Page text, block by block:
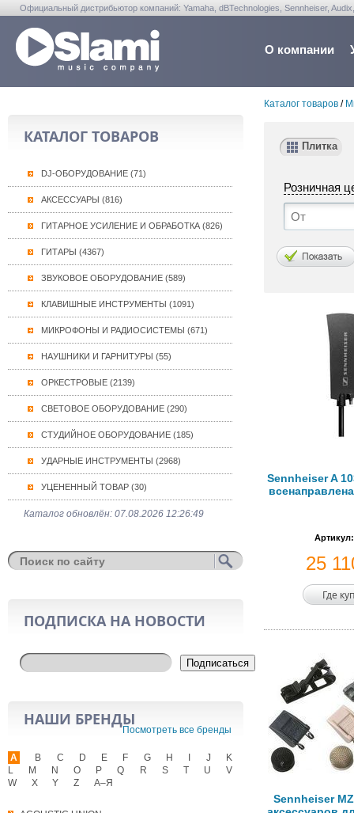
Официальный дистрибьютор компаний: Yamaha, dBTechnologies, Sennheiser,
О компании
КАТАЛОГ ТОВАРОВ
DJ-ОБОРУДОВАНИЕ (71)
АКСЕССУАРЫ (816)
ГИТАРНОЕ УСИЛЕНИЕ И ОБРАБОТКА (826)
ГИТАРЫ (4367)
ЗВУКОВОЕ ОБОРУДОВАНИЕ (589)
КЛАВИШНЫЕ ИНСТРУМЕНТЫ (1091)
МИКРОФОНЫ И РАДИОСИСТЕМЫ (671)
НАУШНИКИ И ГАРНИТУРЫ (55)
ОРКЕСТРОВЫЕ (2139)
СВЕТОВОЕ ОБОРУДОВАНИЕ (290)
СТУДИЙНОЕ ОБОРУДОВАНИЕ (185)
УДАРНЫЕ ИНСТРУМЕНТЫ (2968)
УЦЕНЕННЫЙ ТОВАР (30)
Каталог обновлён: 07.08.2026 12:26:49
ПОДПИСКА НА НОВОСТИ
Подписаться
НАШИ БРЕНДЫ
Посмотреть все бренды
A B C D E F G H J
K
L
M N O P Q R S T U
V
W
X Y Z А–Я
Каталог товаров/
Плитка
Розничная
Sennheiser A
25
Где
Sennheiser